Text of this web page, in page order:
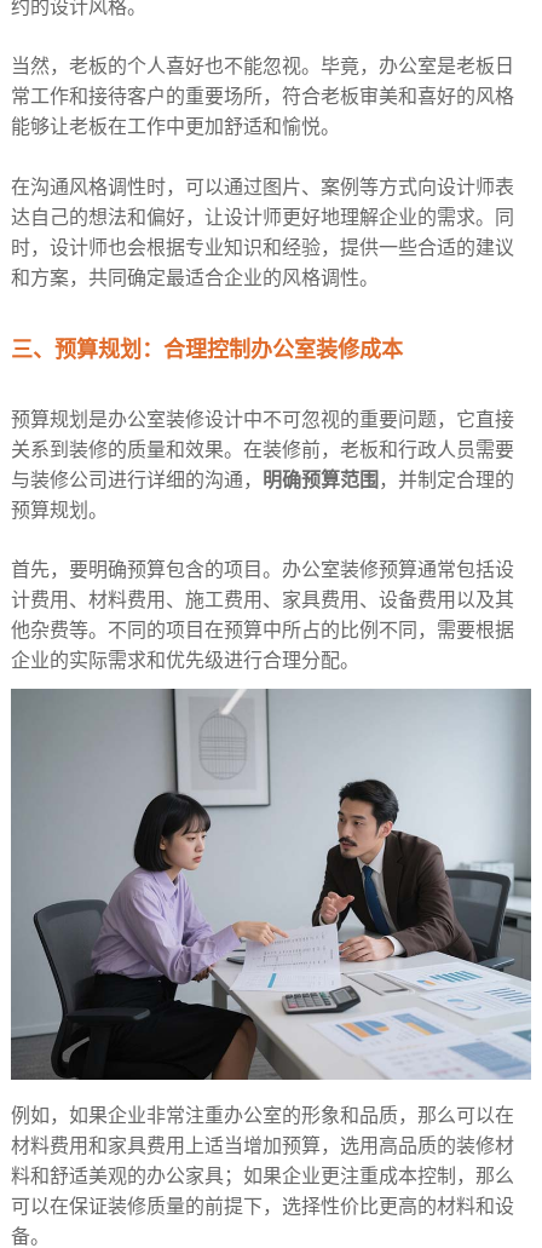
约的设计风格。​
当然，老板的个人喜好也不能忽视。毕竟，办公室是老板日
常工作和接待客户的重要场所，符合老板审美和喜好的风格
能够让老板在工作中更加舒适和愉悦。
在沟通风格调性时，可以通过图片、案例等方式向设计师表
达自己的想法和偏好，让设计师更好地理解企业的需求。同
时，设计师也会根据专业知识和经验，提供一些合适的建议
和方案，共同确定最适合企业的风格调性。​
三、预算规划：合理控制办公室装修成本​
预算规划是办公室装修设计中不可忽视的重要问题，它直接
关系到装修的质量和效果。在装修前，老板和行政人员需要
与装修公司进行详细的沟通，
明确预算范围 ，并制定合理的
预算规划。​
首先，要明确预算包含的项目。办公室装修预算通常包括设
计费用、材料费用、施工费用、家具费用、设备费用以及其
他杂费等。不同的项目在预算中所占的比例不同，需要根据
企业的实际需求和优先级进行合理分配。​
例如，如果企业非常注重办公室的形象和品质，那么可以在
材料费用和家具费用上适当增加预算，选用高品质的装修材
料和舒适美观的办公家具；如果企业更注重成本控制，那么
可以在保证装修质量的前提下，选择性价比更高的材料和设
备。​